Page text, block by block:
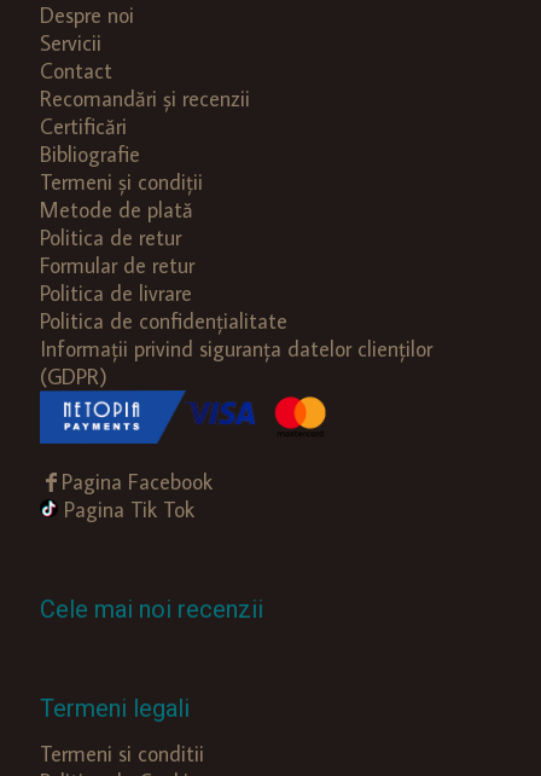
Despre noi
Servicii
Contact
Recomandări și recenzii
Certificări
Bibliografie
Termeni și condiții
Metode de plată
Politica de retur
Formular de retur
Politica de livrare
Politica de confidențialitate
Informații privind siguranța datelor clienților
(GDPR)
Pagina Facebook
Pagina Tik Tok
Cele mai noi recenzii
Termeni legali
Termeni si conditii